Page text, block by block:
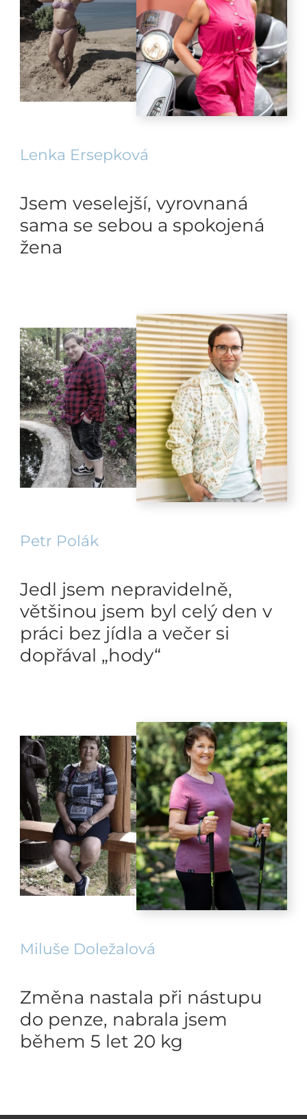
Lenka Ersepková
Jsem veselejší, vyrovnaná
sama se sebou a spokojená
žena
Petr Polák
Jedl jsem nepravidelně,
většinou jsem byl celý den v
práci bez jídla a večer si
dopřával „hody“
Miluše Doležalová
Změna nastala při nástupu
do penze, nabrala jsem
během 5 let 20 kg